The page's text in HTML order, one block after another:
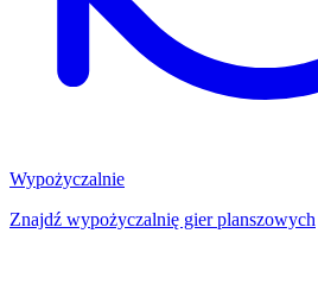
Wypożyczalnie
Znajdź wypożyczalnię gier planszowych